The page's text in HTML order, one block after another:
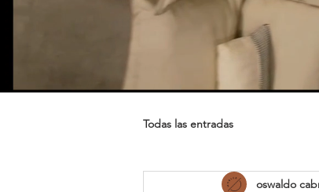
Todas las entradas
oswaldo